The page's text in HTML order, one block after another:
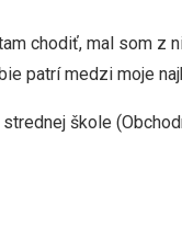
chodiť, mal som z
patrí medzi moje
škole